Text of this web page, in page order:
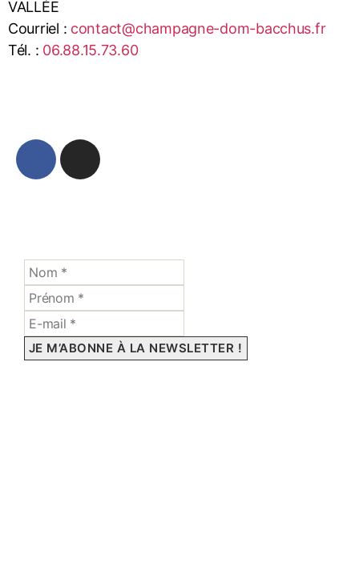
VALLÉE
Courriel : contact@champagne-dom-bacchus.fr
Tél. : 06.88.15.73.60